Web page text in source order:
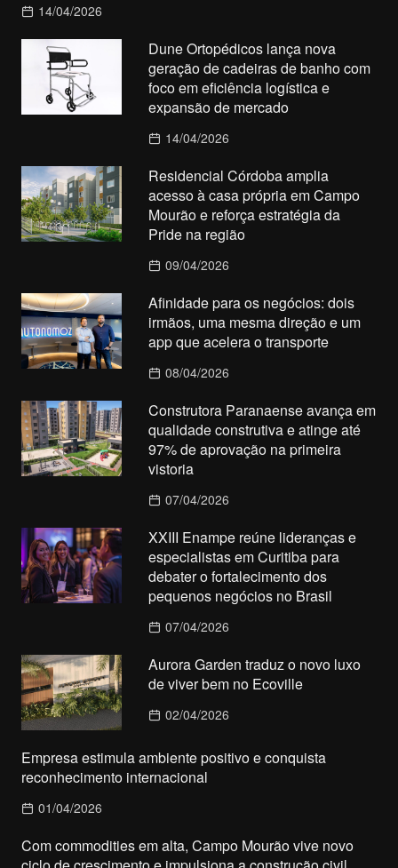
14/04/2026
Dune Ortopédicos lança nova
geração de cadeiras de banho com
foco em eficiência logística e
expansão de mercado
14/04/2026
Residencial Córdoba amplia
acesso à casa própria em Campo
Mourão e reforça estratégia da
Pride na região
09/04/2026
Afinidade para os negócios: dois
irmãos, uma mesma direção e um
app que acelera o transporte
08/04/2026
Construtora Paranaense avança em
qualidade construtiva e atinge até
97% de aprovação na primeira
vistoria
07/04/2026
XXIII Enampe reúne lideranças e
especialistas em Curitiba para
debater o fortalecimento dos
pequenos negócios no Brasil
07/04/2026
Aurora Garden traduz o novo luxo
de viver bem no Ecoville
02/04/2026
Empresa estimula ambiente positivo e conquista
reconhecimento internacional
01/04/2026
Com commodities em alta, Campo Mourão vive novo